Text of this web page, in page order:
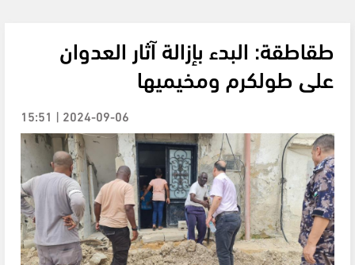
طقاطقة: البدء بإزالة آثار العدوان
على طولكرم ومخيميها
2024-09-06 | 15:51